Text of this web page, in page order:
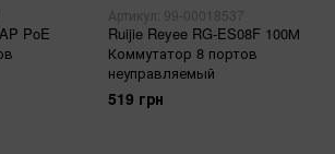
PoE
Артикул: 99-00018537
Ruijie Reyee RG-ES08F 100М
Коммутатор 8 портов
неуправляемый
519 грн